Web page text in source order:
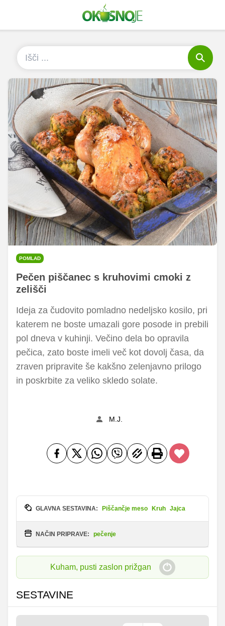
POMLAD
Pečen piščanec s kruhovimi cmoki z
zelišči
Ideja za čudovito pomladno nedeljsko kosilo, pri
katerem ne boste umazali gore posode in prebili
pol dneva v kuhinji. Večino dela bo opravila
pečica, zato boste imeli več kot dovolj časa, da
zraven pripravite še kakšno zelenjavno prilogo
in poskrbite za veliko skledo solate.
M.J.
GLAVNA SESTAVINA: Piščančje meso Kruh Jajca
NAČIN PRIPRAVE: pečenje
Kuham, pusti zaslon prižgan
SESTAVINE